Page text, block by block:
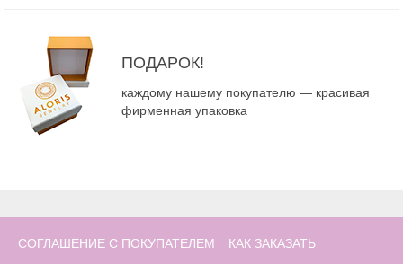
ПОДАРОК!
каждому нашему покупателю — красивая
фирменная упаковка
СОГЛАШЕНИЕ С ПОКУПАТЕЛЕМ
КАК ЗАКАЗАТЬ